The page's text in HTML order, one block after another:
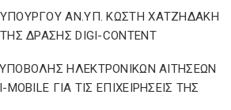
ΑΝ.ΥΠ. ΚΩΣΤΗ ΧΑΤΖΗΔΑΚΗ
ΔΡΑΣΗΣ DIGI-CONTENT
ΗΛΕΚΤΡΟΝΙΚΩΝ ΑΙΤΗΣΕΩΝ
ΓΙΑ ΤΙΣ ΕΠΙΧΕΙΡΗΣΕΙΣ ΤΗΣ